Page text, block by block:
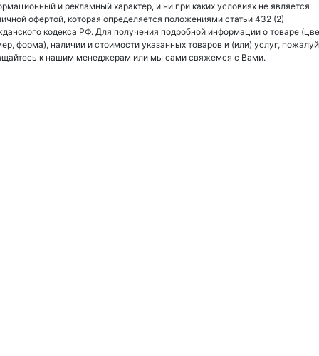
и рекламный характер, и ни при каких условиях не является
офертой, которая определяется положениями статьи 432 (2)
кодекса РФ. Для получения подробной информации о товаре
форма), наличии и стоимости указанных товаров и (или) услуг,
к нашим менеджерам или мы сами свяжемся с Вами.